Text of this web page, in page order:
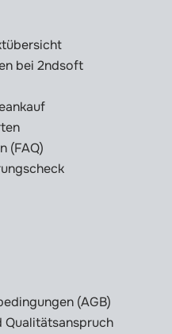
bei 2ndsoft
(FAQ)
(AGB)
Qualitätsanspruch